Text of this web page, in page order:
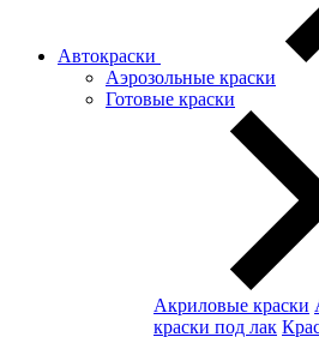
Автокраски
Аэрозольные краски
Готовые краски
Акриловые краски
краски под лак